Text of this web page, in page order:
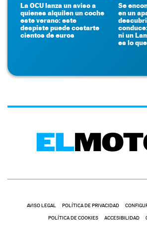
La OCU lanza un aviso a
quienes alquilen un coche
este verano: este
despiste puede costarte
cientos de euros
Se
en un
ni un
es lo
AVISO LEGAL POLÍTICA DE PRIVACIDAD
POLÍTICA DE COOKIES ACCESIBILIDAD